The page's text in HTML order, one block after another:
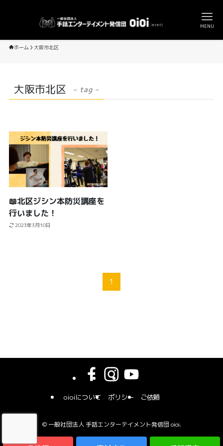
MENU
ホーム 大阪市北区
大阪市北区 – tag –
📖北区ジシン本防災講座を
行いました！
2023年3月10日
1
oioiについて ポリシー ご依頼
©一般社団法人 手話エンターテイメント発信団 oioi.